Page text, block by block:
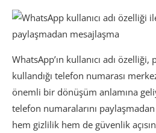
WhatsApp’ın kullanıcı adı
kullandığı telefon numarası
önemli bir dönüşüm anlamına
telefon numaralarını
hem gizlilik hem de güvenlik